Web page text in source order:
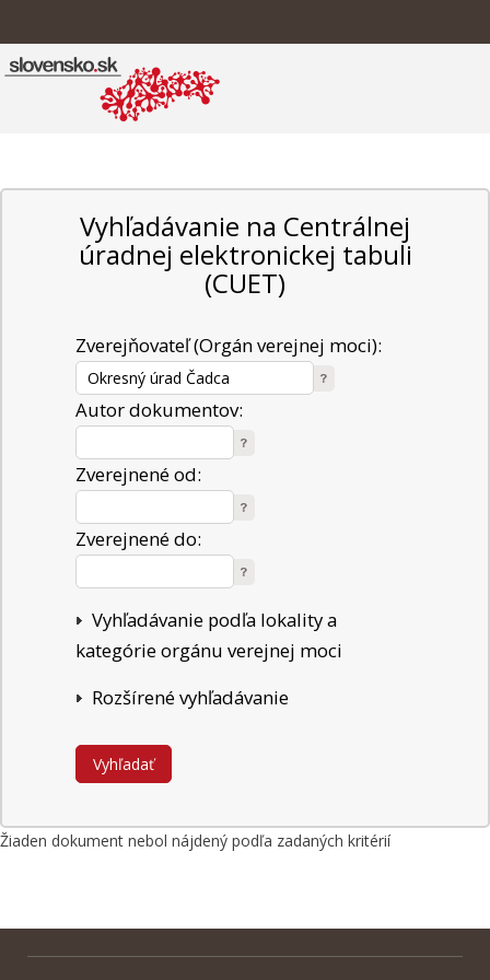
Vyhľadávanie na Centrálnej
úradnej elektronickej tabuli
(CUET)
Zverejňovateľ (Orgán verejnej moci):
Autor dokumentov:
Zverejnené od:
Zverejnené do:
Vyhľadávanie podľa lokality a
kategórie orgánu verejnej moci
Rozšírené vyhľadávanie
Žiaden dokument nebol nájdený podľa zadaných kritérií